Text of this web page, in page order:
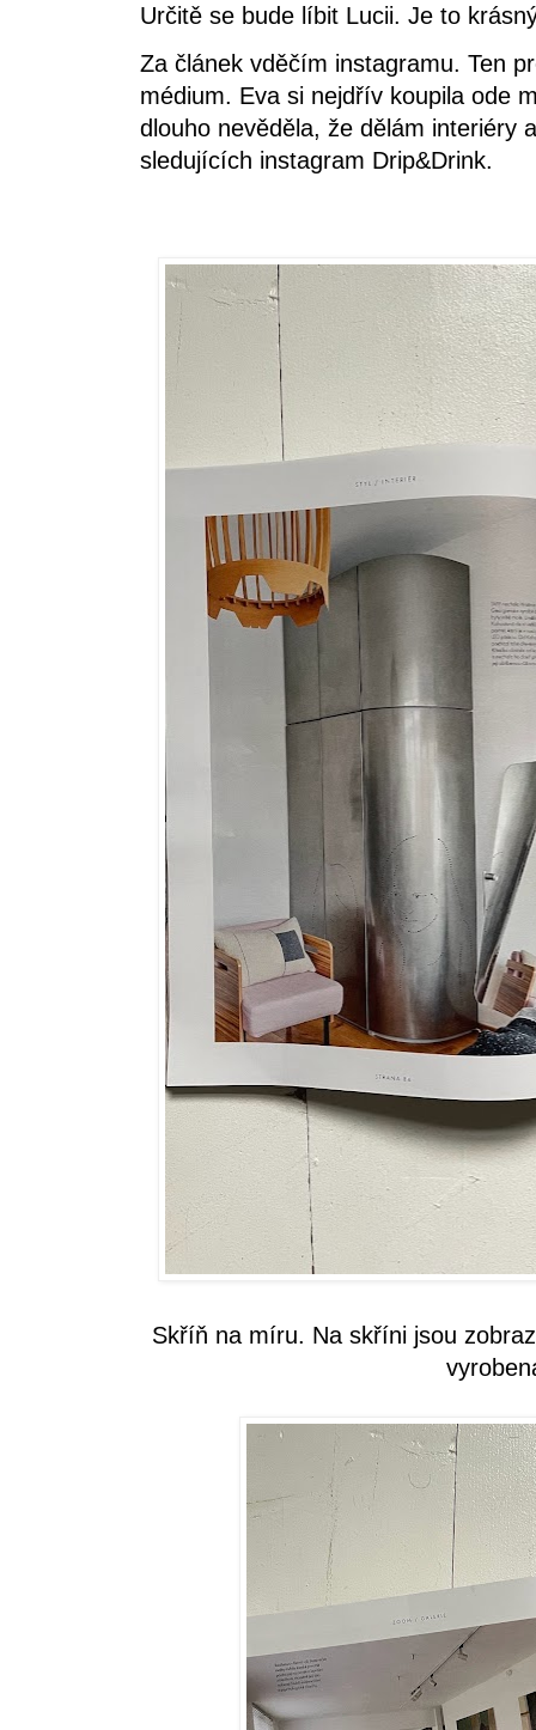
Určitě se bude líbit Lucii. Je to
Za článek vděčím instagramu. Ten
médium. Eva si nejdřív koupila ode
dlouho nevěděla, že dělám interiéry
sledujících instagram Drip&Drink.
Skříň na míru. Na skříni jsou